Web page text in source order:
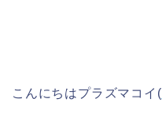
こんにちはプラズマコイ(